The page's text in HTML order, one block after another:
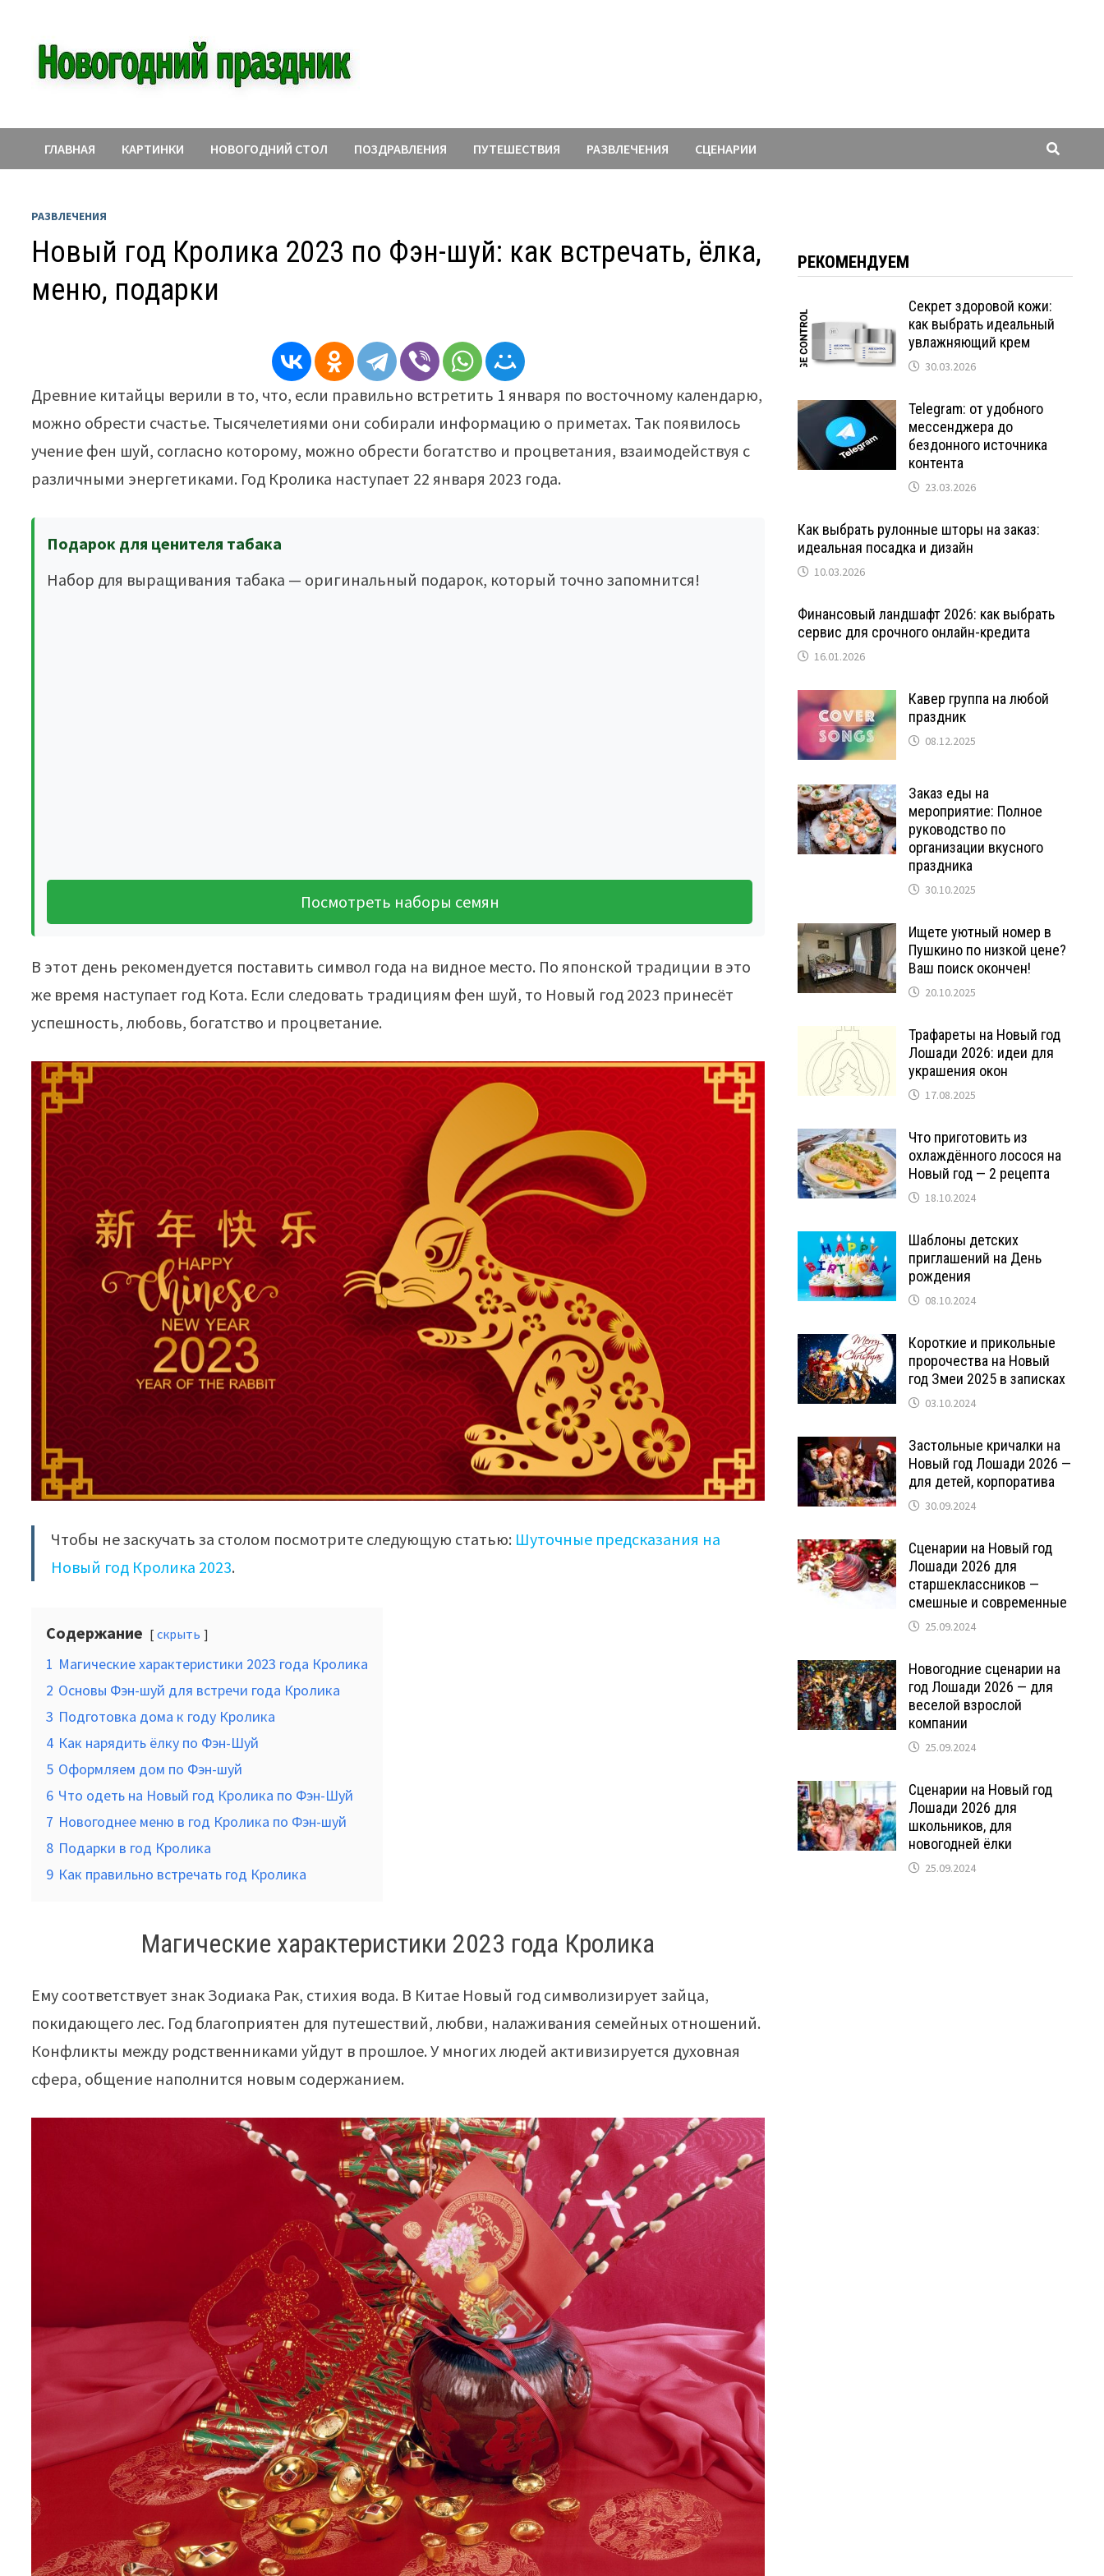
содержимому
ГЛАВНАЯ КАРТИНКИ НОВОГОДНИЙ СТОЛ ПОЗДРАВЛЕНИЯ ПУТЕШЕСТВИЯ РАЗВЛЕЧЕНИЯ СЦЕНАРИИ
РАЗВЛЕЧЕНИЯ
Новый год Кролика 2023 по Фэн-шуй: как встречать, ёлка,
меню, подарки
Древние китайцы верили в то, что, если правильно встретить 1 января по восточному календарю,
можно обрести счастье. Тысячелетиями они собирали информацию о приметах. Так появилось
учение фен шуй, согласно которому, можно обрести богатство и процветания, взаимодействуя с
различными энергетиками. Год Кролика наступает 22 января 2023 года.
Подарок для ценителя табака
Набор для выращивания табака — оригинальный подарок, который точно запомнится!
Посмотреть наборы семян
В этот день рекомендуется поставить символ года на видное место. По японской традиции в это
же время наступает год Кота. Если следовать традициям фен шуй, то Новый год 2023 принесёт
успешность, любовь, богатство и процветание.
Чтобы не заскучать за столом посмотрите следующую статью: Шуточные предсказания на
Новый год Кролика 2023.
Содержание скрыть
1 Магические характеристики 2023 года Кролика
2 Основы Фэн-шуй для встречи года Кролика
3 Подготовка дома к году Кролика
4 Как нарядить ёлку по Фэн-Шуй
5 Оформляем дом по Фэн-шуй
6 Что одеть на Новый год Кролика по Фэн-Шуй
7 Новогоднее меню в год Кролика по Фэн-шуй
8 Подарки в год Кролика
9 Как правильно встречать год Кролика
Магические характеристики 2023 года Кролика
Ему соответствует знак Зодиака Рак, стихия вода. В Китае Новый год символизирует зайца,
покидающего лес. Год благоприятен для путешествий, любви, налаживания семейных отношений.
Конфликты между родственниками уйдут в прошлое. У многих людей активизируется духовная
сфера, общение наполнится новым содержанием.
РЕКОМЕНДУЕМ
Секрет здоровой кожи:
как выбрать идеальный
увлажняющий крем
30.03.2026
Telegram: от удобного
мессенджера до
бездонного источника
контента
23.03.2026
Как выбрать рулонные шторы на заказ:
идеальная посадка и дизайн
10.03.2026
Финансовый ландшафт 2026: как выбрать
сервис для срочного онлайн-кредита
16.01.2026
Кавер группа на любой
праздник
08.12.2025
Заказ еды на
мероприятие: Полное
руководство по
организации вкусного
праздника
30.10.2025
Ищете уютный номер в
Пушкино по низкой цене?
Ваш поиск окончен!
20.10.2025
Трафареты на Новый год
Лошади 2026: идеи для
украшения окон
17.08.2025
Что приготовить из
охлаждённого лосося на
Новый год — 2 рецепта
18.10.2024
Шаблоны детских
приглашений на День
рождения
08.10.2024
Короткие и прикольные
пророчества на Новый
год Змеи 2025 в записках
03.10.2024
Застольные кричалки на
Новый год Лошади 2026 —
для детей, корпоратива
30.09.2024
Сценарии на Новый год
Лошади 2026 для
старшеклассников —
смешные и современные
25.09.2024
Новогодние сценарии на
год Лошади 2026 — для
веселой взрослой
компании
25.09.2024
Сценарии на Новый год
Лошади 2026 для
школьников, для
новогодней ёлки
25.09.2024